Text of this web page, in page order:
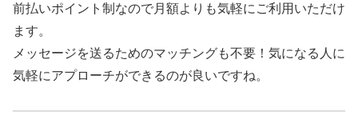
前払いポイント制なので月額よりも気軽にご利用いただけ
ます。
メッセージを送るためのマッチングも不要！気になる人に
気軽にアプローチができるのが良いですね。